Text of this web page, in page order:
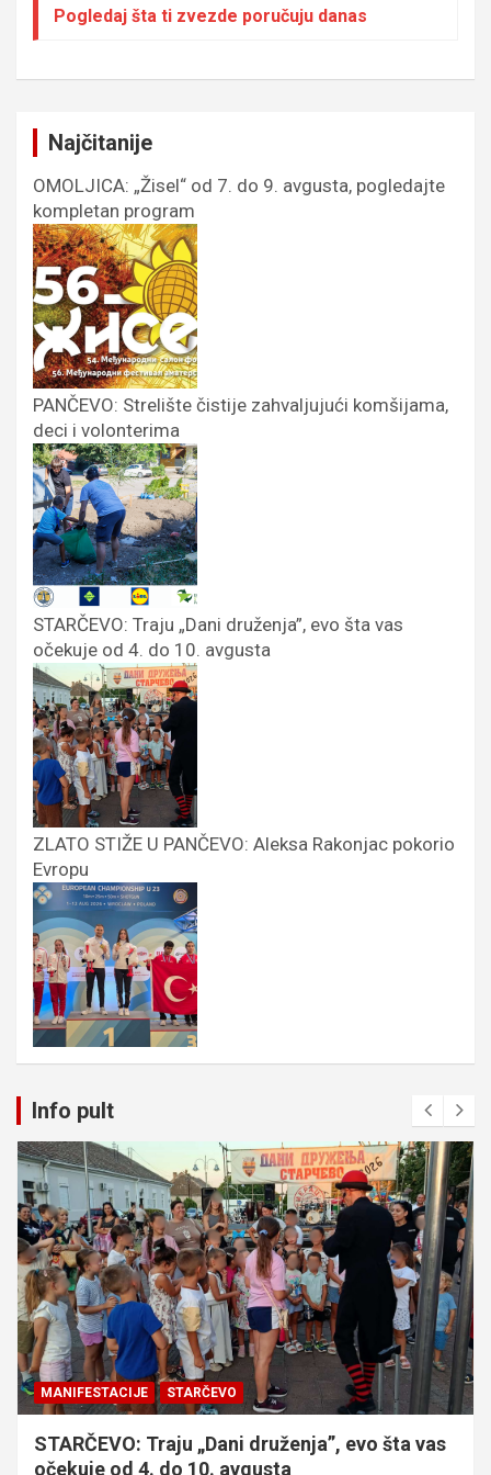
Pogledaj šta ti zvezde poručuju danas
Najčitanije
OMOLJICA: „Žisel“ od 7. do 9. avgusta, pogledajte
kompletan program
PANČEVO: Strelište čistije zahvaljujući komšijama,
deci i volonterima
STARČEVO: Traju „Dani druženja”, evo šta vas
očekuje od 4. do 10. avgusta
ZLATO STIŽE U PANČEVO: Aleksa Rakonjac pokorio
Evropu
Info pult
MANIFESTACIJE STARČEVO
STARČEVO: Traju „Dani druženja”, evo šta vas
očekuje od 4. do 10. avgusta